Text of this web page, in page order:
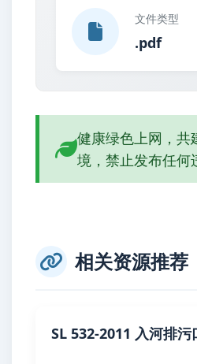
文件类型
.pdf
健康绿色上网，共
境，禁止发布任何
相关资源推荐
SL 532-2011 入河排污